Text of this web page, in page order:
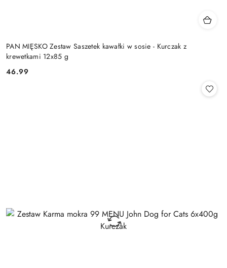
PAN MIĘSKO Zestaw Saszetek kawałki w sosie - Kurczak z
krewetkami 12x85 g
Cena:
46.99